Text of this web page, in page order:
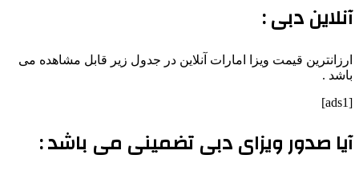
آنلاین دبی :
ارزانترین قیمت ویزا امارات آنلاین در جدول زیر قابل مشاهده می
باشد .
[ads1]
آیا صدور ویزای دبی تضمینی می باشد :